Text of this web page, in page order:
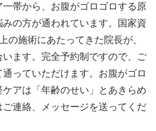
帯から、お腹がゴロゴロする原
の方が通われています。国家資
の施術にあたってきた院長が、
ます。完全予約制ですので、ご
っていただけます。お腹がゴロ
アは「年齢のせい」とあきらめ
連絡、メッセージを送ってくだ